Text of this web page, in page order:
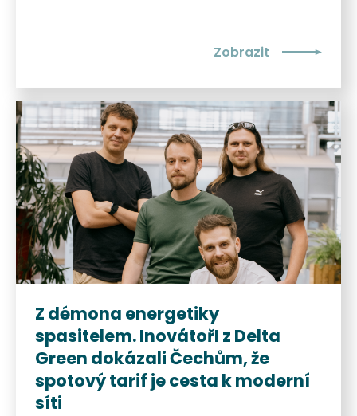
Zobrazit
Z démona energetiky
spasitelem. InovátořI z Delta
Green dokázali Čechům, že
spotový tarif je cesta k moderní
síti